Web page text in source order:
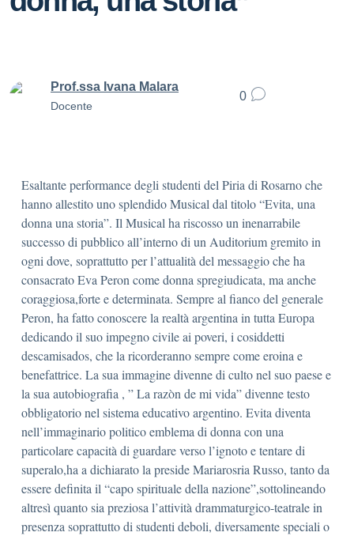
Prof.ssa Ivana Malara
Docente
0
Esaltante performance degli studenti del Piria di Rosarno che
hanno allestito uno splendido Musical dal titolo “Evita, una
donna una storia”. Il Musical ha riscosso un inenarrabile
successo di pubblico all’interno di un Auditorium gremito in
ogni dove, soprattutto per l’attualità del messaggio che ha
consacrato Eva Peron come donna spregiudicata, ma anche
coraggiosa,forte e determinata. Sempre al fianco del generale
Peron, ha fatto conoscere la realtà argentina in tutta Europa
dedicando il suo impegno civile ai poveri, i cosiddetti
descamisados, che la ricorderanno sempre come eroina e
benefattrice. La sua immagine divenne di culto nel suo paese e
la sua autobiografia , ” La razòn de mi vida” divenne testo
obbligatorio nel sistema educativo argentino. Evita diventa
nell’immaginario politico emblema di donna con una
particolare capacità di guardare verso l’ignoto e tentare di
superalo,ha a dichiarato la preside Mariarosria Russo, tanto da
essere definita il “capo spirituale della nazione”,sottolineando
altresì quanto sia preziosa l’attività drammaturgico-teatrale in
presenza soprattutto di studenti deboli, diversamente speciali o